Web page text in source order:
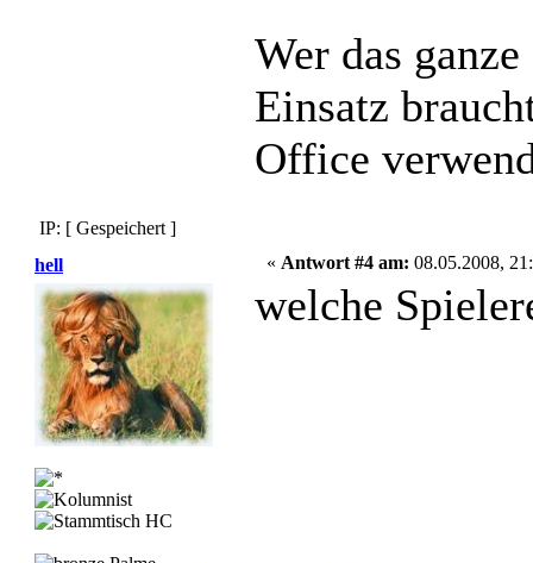
Wer das
Einsatz
Office
IP: [ Gespeichert ]
hell
« Antwort #4 am: 08.05.2008,
welche